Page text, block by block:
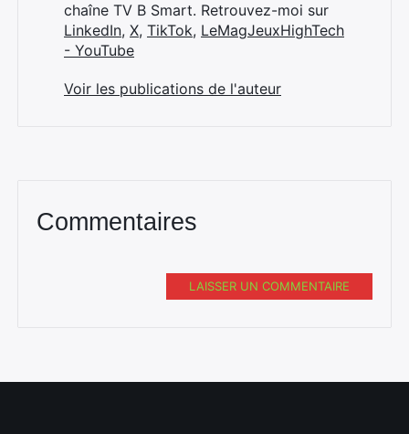
chaîne TV B Smart. Retrouvez-moi sur
LinkedIn, X, TikTok, LeMagJeuxHighTech
- YouTube
Voir les publications de l'auteur
Commentaires
LAISSER UN COMMENTAIRE